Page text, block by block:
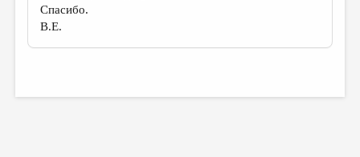
Спасибо.
В.Е.